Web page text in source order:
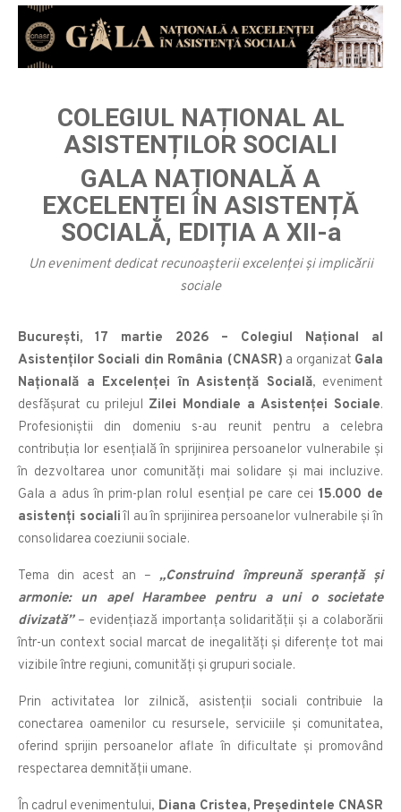
COLEGIUL NAȚIONAL AL
ASISTENȚILOR SOCIALI
GALA NAȚIONALĂ A
EXCELENȚEI ÎN ASISTENȚĂ
SOCIALĂ, EDIȚIA A XII-a
Un eveniment dedicat recunoașterii excelenței și implicării
sociale
București, 17 martie 2026 – Colegiul Național al
Asistenților Sociali din România (CNASR) a organizat Gala
Națională a Excelenței în Asistență Socială, eveniment
desfășurat cu prilejul Zilei Mondiale a Asistenței Sociale.
Profesioniștii din domeniu s-au reunit pentru a celebra
contribuția lor esențială în sprijinirea persoanelor vulnerabile și
în dezvoltarea unor comunități mai solidare și mai incluzive.
Gala a adus în prim-plan rolul esențial pe care cei 15.000 de
asistenți socialiîl au în sprijinirea persoanelor vulnerabile și în
consolidarea coeziunii sociale.
Tema din acest an – „Construind împreună speranță și
armonie: un apel Harambee pentru a uni o societate
divizată”– evidențiază importanța solidarității și a colaborării
într-un context social marcat de inegalități și diferențe tot mai
vizibile între regiuni, comunități și grupuri sociale.
Prin activitatea lor zilnică, asistenții sociali contribuie la
conectarea oamenilor cu resursele, serviciile și comunitatea,
oferind sprijin persoanelor aflate în dificultate și promovând
respectarea demnității umane.
În cadrul evenimentului, Diana Cristea, Președintele CNASR